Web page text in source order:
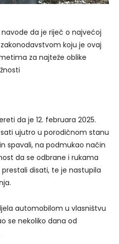
da je riječ o najvećoj
koju je ovaj
za najteže oblike
da je 12. februara 2025.
ujutro u porodičnom stanu
spavali, na podmukao način
da se odbrane i rukama
disati, te je nastupila
automobilom u vlasništvu
se nekoliko dana od